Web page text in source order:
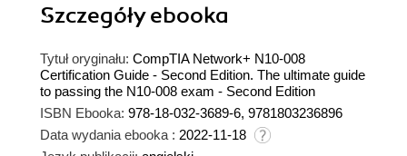
Szczegółyebooka
Tytuł oryginału: CompTIA Network+ N10-008
Certification Guide - Second Edition. The ultimate guide
to passing the N10-008 exam - Second Edition
ISBN Ebooka: 978-18-032-3689-6, 9781803236896
Data wydania ebooka : 2022-11-18